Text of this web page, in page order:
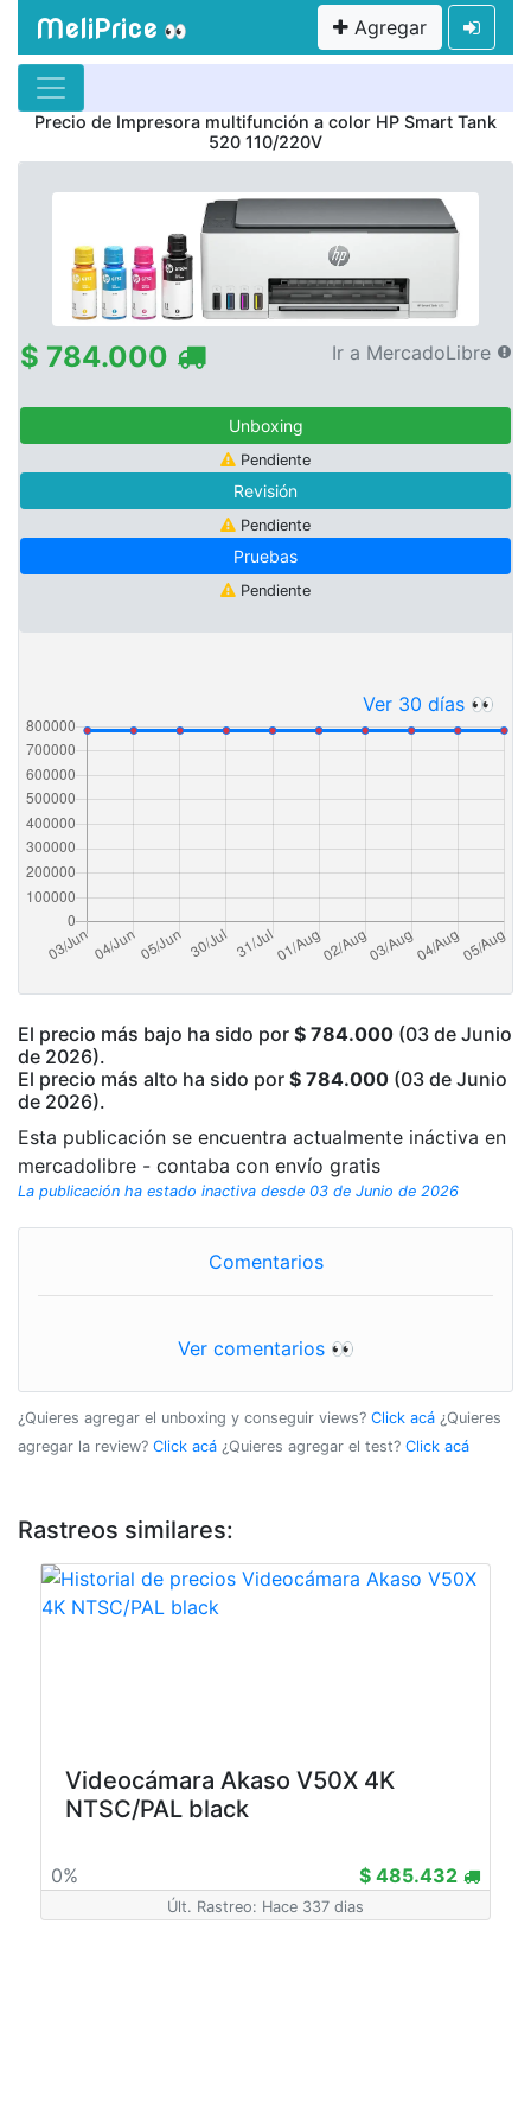
MeliPrice 👀 Agregar
Precio de Impresora multifunción a color HP Smart Tank
520 110/220V
$ 784.000 Ir a MercadoLibre
Unboxing
Pendiente
Revisión
Pendiente
Pruebas
Pendiente
Ver 30 días 👀
El precio más bajo ha sido por $ 784.000 (03 de Junio
de 2026).
El precio más alto ha sido por $ 784.000 (03 de Junio
de 2026).
Esta publicación se encuentra actualmente ináctiva en
mercadolibre - contaba con envío gratis
La publicación ha estado inactiva desde 03 de Junio de 2026
Comentarios
Ver comentarios 👀
¿Quieres agregar el unboxing y conseguir views? Click acá ¿Quieres
agregar la review? Click acá ¿Quieres agregar el test? Click acá
Rastreos similares:
Videocámara Akaso V50X 4K
NTSC/PAL black
0% $ 485.432
Últ. Rastreo: Hace 337 dias